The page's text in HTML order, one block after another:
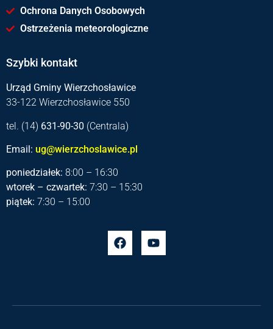
Ochrona Danych Osobowych
Ostrzeżenia meteorologiczne
Szybki kontakt
Urząd Gminy Wierzchosławice
33-122 Wierzchosławice 550
tel. (14) 631-90-30 (Centrala)
Email: ug@wierzchoslawice.pl
poniedziałek: 8:00 – 16:30
wtorek – czwartek: 7:30 – 15:30
piątek: 7:30 – 15:00